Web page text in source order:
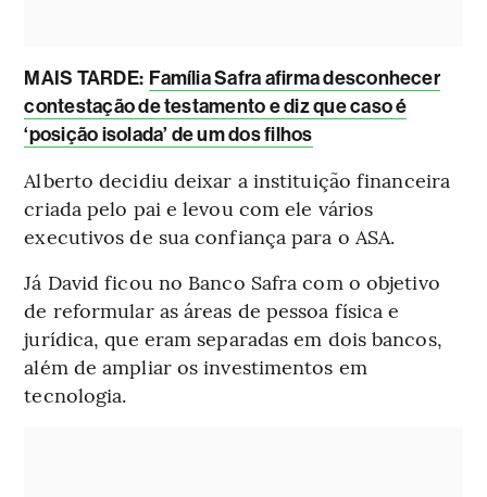
MAIS TARDE: Família Safra afirma desconhecer
contestação de testamento e diz que caso é
‘posição isolada’ de um dos filhos
Alberto decidiu deixar a instituição financeira
criada pelo pai e levou com ele vários
executivos de sua confiança para o ASA.
Já David ficou no Banco Safra com o objetivo
de reformular as áreas de pessoa física e
jurídica, que eram separadas em dois bancos,
além de ampliar os investimentos em
tecnologia.